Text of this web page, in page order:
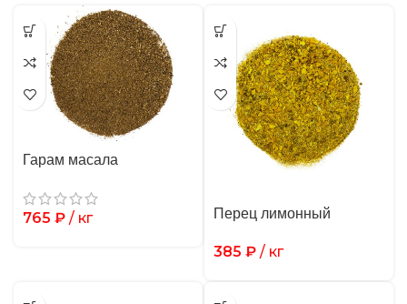
Гарам масала
765 ₽ / кг Перец лимонный
385 ₽ / кг